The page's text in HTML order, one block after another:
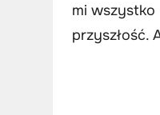
mi wszystko
przyszłość.